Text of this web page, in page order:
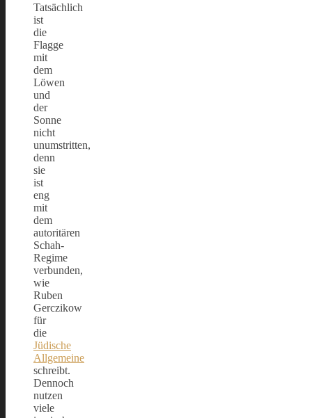
Tatsächlich
ist
die
Flagge
mit
dem
Löwen
und
der
Sonne
nicht
unumstritten,
denn
sie
ist
eng
mit
dem
autoritären
Schah-
Regime
verbunden,
wie
Ruben
Gerczikow
für
die
Jüdische
Allgemeine
schreibt.
Dennoch
nutzen
viele